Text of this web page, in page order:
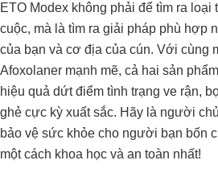
ETO Modex không phải để tìm ra loại
cuộc, mà là tìm ra giải pháp phù hợp
của bạn và cơ địa của cún. Với cùng
Afoxolaner mạnh mẽ, cả hai sản
hiệu quả dứt điểm tình trạng ve rận,
ghẻ cực kỳ xuất sắc. Hãy là người
bảo vệ sức khỏe cho người bạn bốn
một cách khoa học và an toàn nhất!